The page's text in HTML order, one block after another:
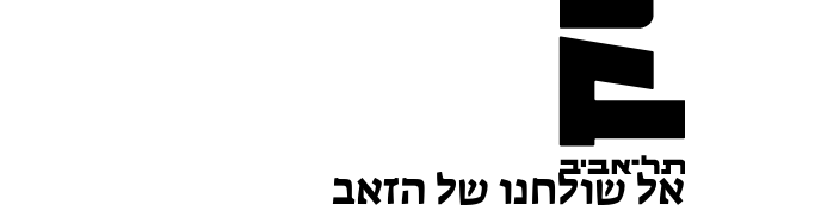
אל שולחנו של הזאב